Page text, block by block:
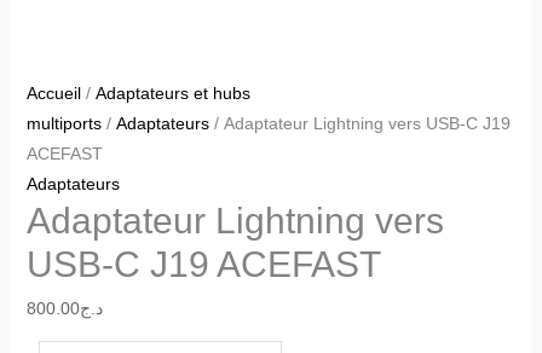
Accueil/ Adaptateurs et hubs
multiports/ Adaptateurs/ Adaptateur Lightning vers USB-C J19
ACEFAST
Adaptateurs
Adaptateur Lightning vers
USB-C J19 ACEFAST
د.ج800.00